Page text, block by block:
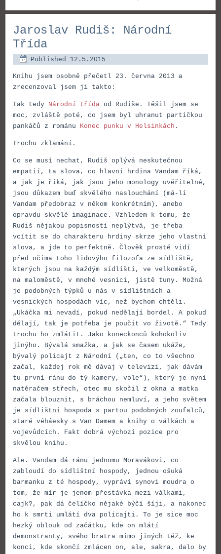
Jaroslav Rudiš: Národní
Třída
Published 12.5.2015
Knihu jsem osobně přečetl 23. června 2013 a
zrecenzoval jsem ji takto:
Tak tedy Národní třída od Rudiše. Těšil jsem se
moc, zvláště poté, co jsem byl uhranut partičkou
pankáčů z románu Konec punku v Helsinkách .
Trochu zklamání.
Co se musí nechat, Rudiš oplývá neskutečnou
empatií, ta slova, co hlavní hrdina Vandam říká,
a jak je říká, jak jsou jeho monology uvěřitelné,
jsou důkazem buď skvělého naslouchání (má-li
Vandam předobraz v někom konkrétním), anebo
opravdu skvělé imaginace. Vzhledem k tomu, že
Rudiš nějakou popisností neplýtvá, je třeba
vcítit se do charakteru hrdiny skrze jeho vlastní
slova, a jde to perfektně. Člověk prostě vidí
před očima toho lidovýho filozofa ze sídliště,
kterých jsou na každým sídlišti, ve velkoměstě,
na maloměstě, v mnohé vesnici, jistě tuny. Možná
je podobných týpků u nás v sídlištních a
vesnických hospodách víc, než bychom chtěli.
„Ukáčka mi nevadí, pokud nedělají bordel. A pokud
dělají, tak je potřeba je poučit vo životě.“ Tedy
trochu ho zmlátit. Jako koneckonců kohokoliv
jinýho. Bývalá smažka, a jak se časem ukáže,
bývalý policajt z Národní („ten, co to všechno
začal, každej rok mě dávaj v televizi, jak dávám
tu první ránu do tý kamery, vole“), který je nyní
natěračem střech, otec mu skočil z okna a matka
začala blouznit, s bráchou nemluví, a jeho světem
je sídlištní hospoda s partou podobných zoufalců,
staré véháesky s Van Damem a knihy o válkách a
vojevůdcích. Fakt dobrá výchozí pozice pro
skvělou knihu.
Ale. Vandam dá ránu jednomu Moravákovi, co
zabloudí do sídlištní hospody, jednou ošuká
barmanku z té hospody, vypráví synovi moudra o
tom, že mír je jenom přestávka mezi válkami,
cajk?, pak dá čelíčko nějaké býčí šíji, a nakonec
ho k smrti umlátí dva policajti. To je sice moc
hezký oblouk od začátku, kde on mlátí
demonstranty, svého bratra mimo jiných též, ke
konci, kde skončí zmlácen on, ale, sakra, dalo by